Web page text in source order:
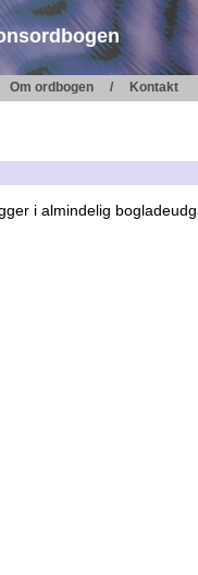
Om ordbogen Kontakt
i almindelig